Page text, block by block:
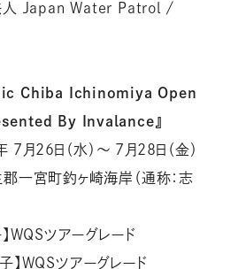
人 Japan Water Patrol /
Chiba Ichinomiya Open
By Invalance』
月26日（水）～ 7月28日（金）
一宮町釣ヶ崎海岸（通称：志
】WQSツアーグレード
WQSツアーグレード